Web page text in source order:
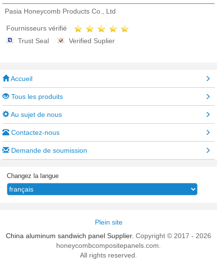
Pasia Honeycomb Products Co., Ltd
Fournisseurs vérifié
Trust Seal
Verified Suplier
Accueil
Tous les produits
Au sujet de nous
Contactez-nous
Demande de soumission
Changez la langue
Plein site
China aluminum sandwich panel Supplier. Copyright © 2017 - 2026
honeycombcompositepanels.com.
All rights reserved.